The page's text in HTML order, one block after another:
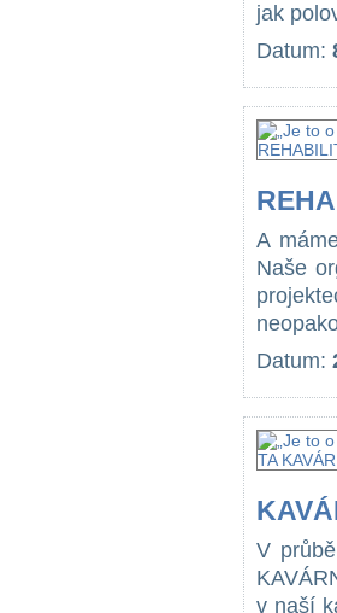
jak
Datum:
A
Naše
Datum:
V
v naší